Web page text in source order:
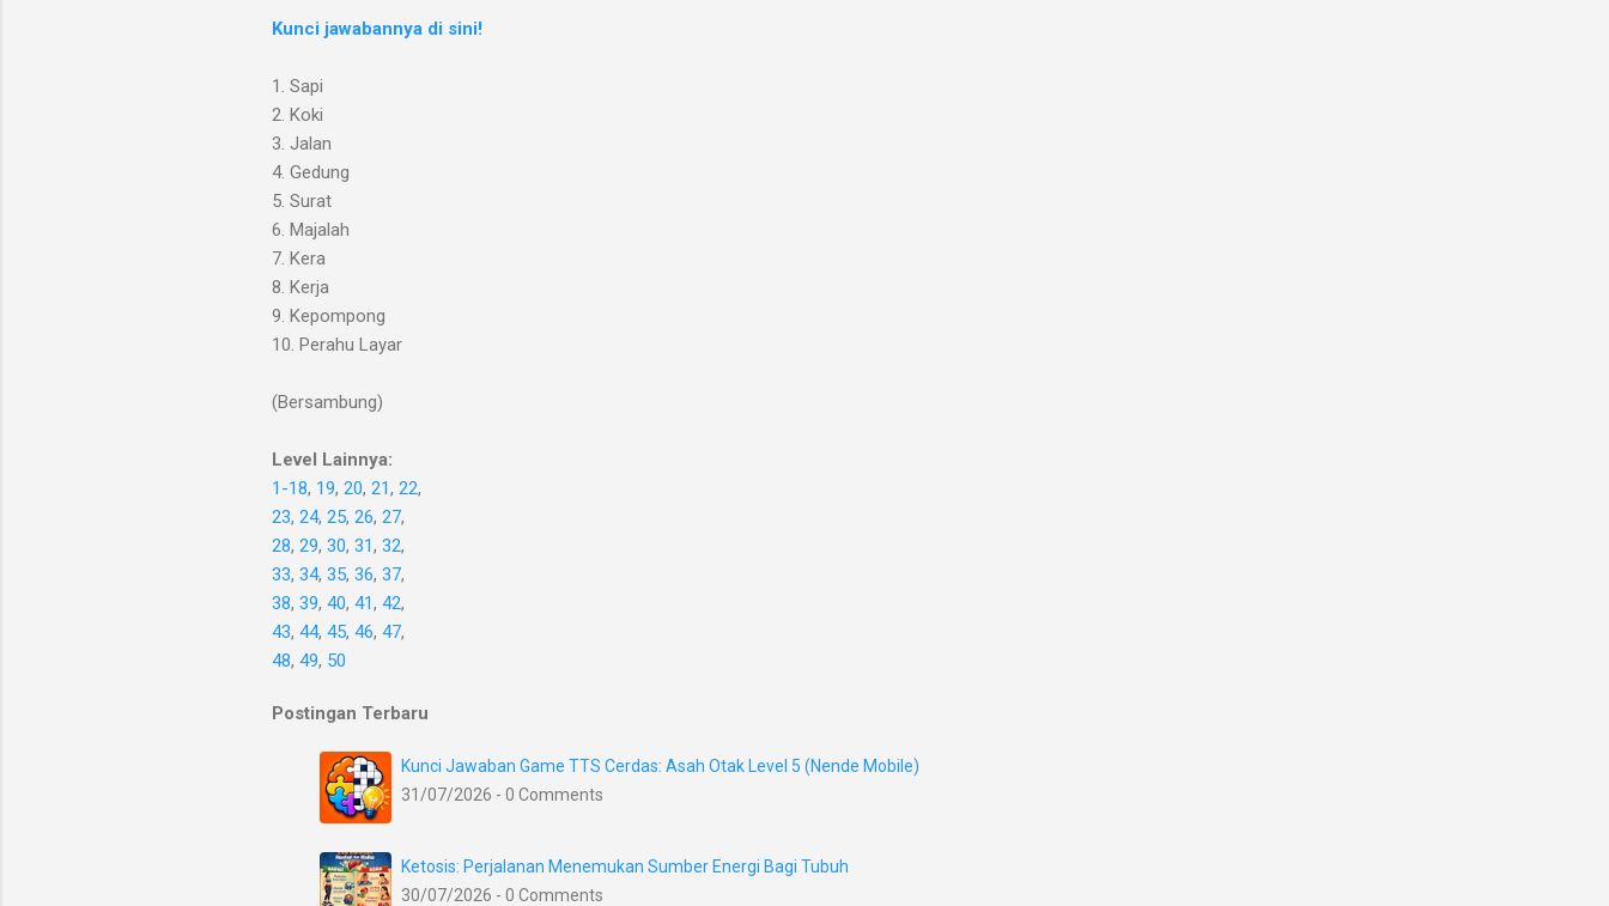
Kunci jawabannya di sini!
1. Sapi
2. Koki
3. Jalan
4. Gedung
5. Surat
6. Majalah
7. Kera
8. Kerja
9. Kepompong
10. Perahu Layar
(Bersambung)
Level Lainnya:
1-18, 19, 20, 21, 22,
23, 24, 25, 26, 27,
28, 29, 30, 31, 32,
33, 34, 35, 36, 37,
38, 39, 40, 41, 42,
43, 44, 45, 46, 47,
48, 49, 50
Postingan Terbaru
Kunci Jawaban Game TTS Cerdas: Asah Otak Level 5 (Nende Mobile)
31/07/2026 - 0 Comments
Ketosis: Perjalanan Menemukan Sumber Energi Bagi Tubuh
30/07/2026 - 0 Comments